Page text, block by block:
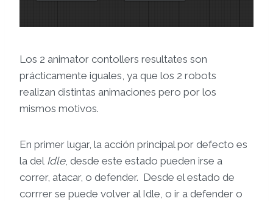
Los 2 animator contollers resultates son
prácticamente iguales, ya que los 2 robots
realizan distintas animaciones pero por los
mismos motivos.
En primer lugar, la acción principal por defecto es
la del Idle, desde este estado pueden irse a
correr, atacar, o defender. Desde el estado de
corrrer se puede volver al Idle, o ir a defender o